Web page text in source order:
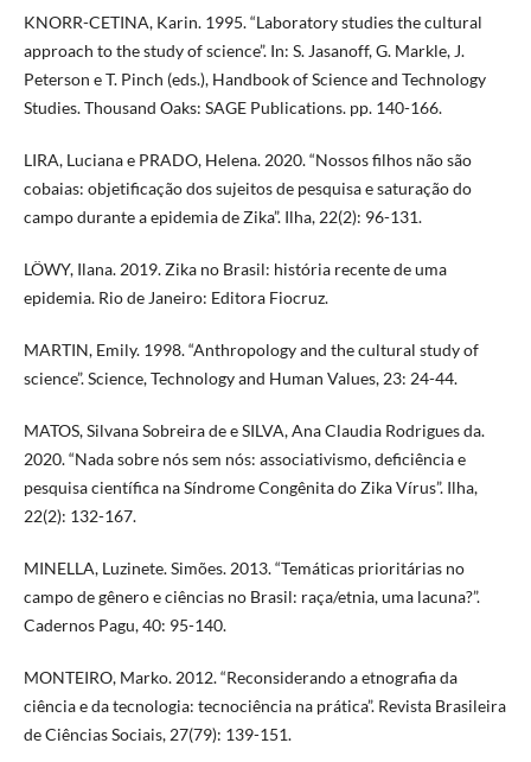
KNORR-CETINA, Karin. 1995. “Laboratory studies the cultural
approach to the study of science”. In: S. Jasanoff, G. Markle, J.
Peterson e T. Pinch (eds.), Handbook of Science and Technology
Studies. Thousand Oaks: SAGE Publications. pp. 140-166.
LIRA, Luciana e PRADO, Helena. 2020. “Nossos filhos não são
cobaias: objetificação dos sujeitos de pesquisa e saturação do
campo durante a epidemia de Zika”. Ilha, 22(2): 96-131.
LÖWY, Ilana. 2019. Zika no Brasil: história recente de uma
epidemia. Rio de Janeiro: Editora Fiocruz.
MARTIN, Emily. 1998. “Anthropology and the cultural study of
science”. Science, Technology and Human Values, 23: 24-44.
MATOS, Silvana Sobreira de e SILVA, Ana Claudia Rodrigues da.
2020. “Nada sobre nós sem nós: associativismo, deficiência e
pesquisa científica na Síndrome Congênita do Zika Vírus”. Ilha,
22(2): 132-167.
MINELLA, Luzinete. Simões. 2013. “Temáticas prioritárias no
campo de gênero e ciências no Brasil: raça/etnia, uma lacuna?”.
Cadernos Pagu, 40: 95-140.
MONTEIRO, Marko. 2012. “Reconsiderando a etnografia da
ciência e da tecnologia: tecnociência na prática”. Revista Brasileira
de Ciências Sociais, 27(79): 139-151.